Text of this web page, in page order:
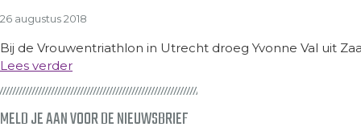
26 augustus 2018
Bij de Vrouwentriathlon in Utrecht droeg Yvonne Val uit
Lees verder
MELD JE AAN VOOR DE NIEUWSBRIEF